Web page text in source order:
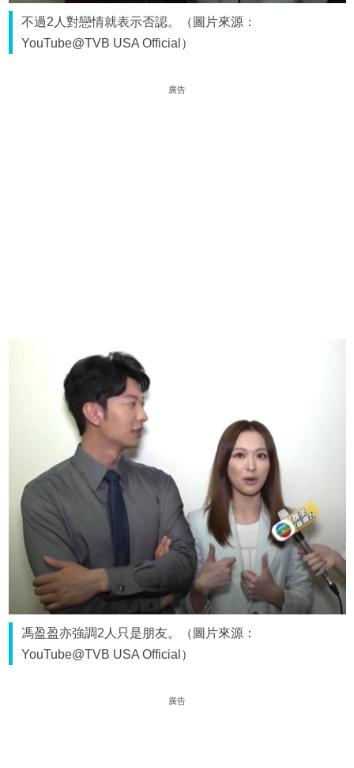
不過2人對戀情就表示否認。（圖片來源：
YouTube@TVB USA Official）
廣告
馮盈盈亦強調2人只是朋友。（圖片來源：
YouTube@TVB USA Official）
廣告